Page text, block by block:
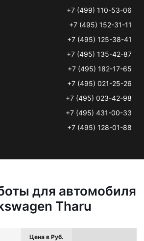
+7 (499) 110-53-06
+7 (495) 152-31-11
+7 (495) 125-38-41
+7 (495) 135-42-87
+7 (495) 182-17-65
+7 (495) 021-25-26
+7 (495) 023-42-98
+7 (495) 431-00-33
+7 (495) 128-01-88
для автомобиля
Tharu
Цена в Руб.